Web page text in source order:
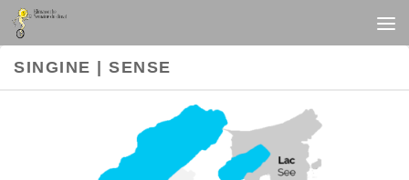
Au dessous du contenu
SINGINE | SENSE